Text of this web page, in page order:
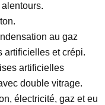
au gaz
artificielles et crépi.
artificielles
double vitrage.
électricité, gaz et eu